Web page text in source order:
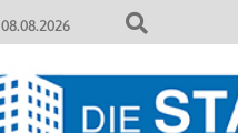
08.08.2026